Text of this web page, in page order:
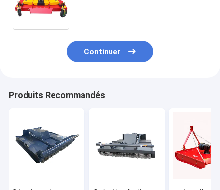
Continuer
Produits Recommandés